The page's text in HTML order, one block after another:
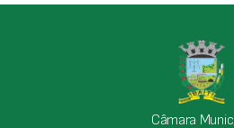
Câmara